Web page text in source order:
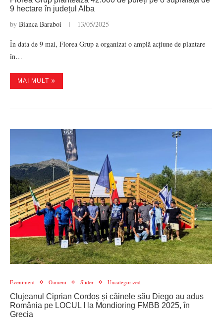
9 hectare în județul Alba
by Bianca Baraboi 13/05/2025
În data de 9 mai, Florea Grup a organizat o amplă acțiune de plantare
în…
MAI MULT
Eveniment Oameni Slider Uncategorized
Clujeanul Ciprian Cordoș și câinele său Diego au adus
România pe LOCUL I la Mondioring FMBB 2025, în
Grecia